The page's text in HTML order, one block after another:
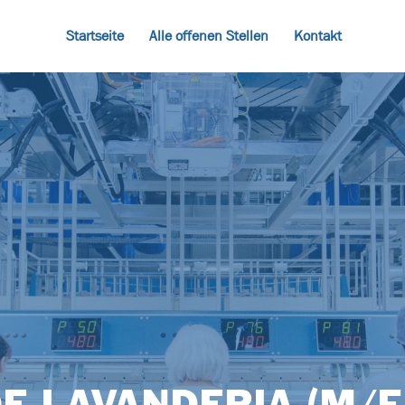
Startseite Alle offenen Stellen Kontakt